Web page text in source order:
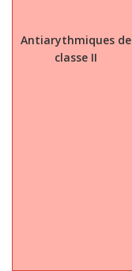
Antiarythmiques de
classe II